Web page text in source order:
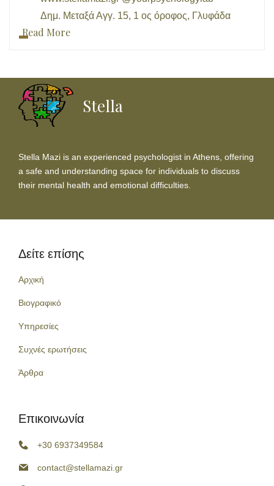
Δημ. Μεταξά Αγγ. 15, 1 ος όροφος, Γλυφάδα
Read More
Stella
Stella Mazi is an experienced psychologist in Athens, offering
a safe and understanding space for individuals to discuss
their mental health and emotional difficulties.
Δείτε επίσης
Αρχική
Βιογραφικό
Υπηρεσίες
Συχνές ερωτήσεις
Άρθρα
Επικοινωνία
+30 6937349584
contact@stellamazi.gr